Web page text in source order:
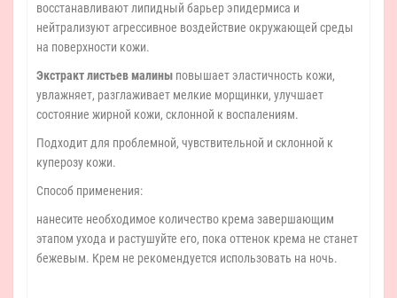
восстанавливают липидный барьер эпидермиса и
нейтрализуют агрессивное воздействие окружающей среды
на поверхности кожи.
Экстракт листьев малины повышает эластичность кожи,
увлажняет, разглаживает мелкие морщинки, улучшает
состояние жирной кожи, склонной к воспалениям.
Подходит для проблемной, чувствительной и склонной к
куперозу кожи.
Способ применения:
нанесите необходимое количество крема завершающим
этапом ухода и растушуйте его, пока оттенок крема не станет
бежевым. Крем не рекомендуется использовать на ночь.